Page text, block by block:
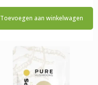
prijs
prijs
is:
Toevoegen aan winkelwagen